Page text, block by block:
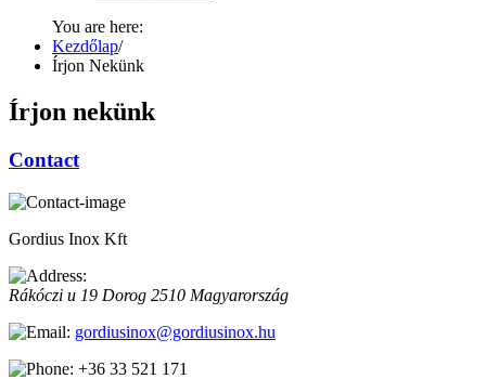
You are here:
Kezdőlap/
Írjon Nekünk
Írjon nekünk
Contact
Gordius Inox Kft
Rákóczi u 19 Dorog 2510 Magyarország
gordiusinox@gordiusinox.hu
+36 33 521 171